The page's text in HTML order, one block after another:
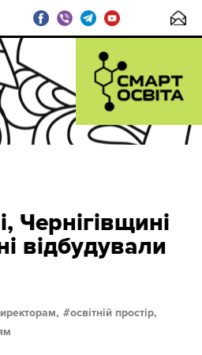
Чернігівщині
відбудували
освітній простір,